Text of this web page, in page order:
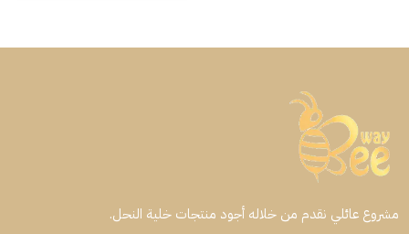
مشروع عائلي نقدم من خلاله أجود منتجات خلية النحل.